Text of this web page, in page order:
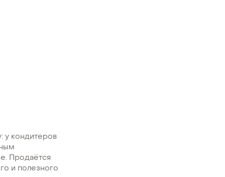
у кондитеров
Продаётся
и полезного